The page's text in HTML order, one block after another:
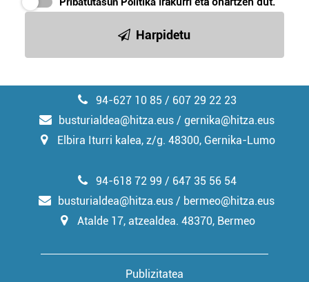
irakurri
Harpidetu
94-627 10 85 / 607 29 22 23
busturialdea@hitza.eus / gernika@hitza.eus
Elbira Iturri kalea, z/g. 48300, Gernika-Lumo
Publizitatea
94-618 72 99 / 647 35 56 54
busturialdea@hitza.eus / bermeo@hitza.eus
Atalde 17, atzealdea. 48370, Bermeo